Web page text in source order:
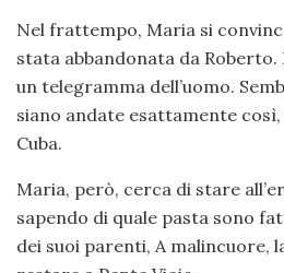
Nel frattempo, Maria si
stata abbandonata da
un telegramma dell’uomo.
siano andate esattamente così,
Cuba.
Maria, però, cerca di stare
sapendo di quale pasta sono
dei suoi parenti, A malincuore,